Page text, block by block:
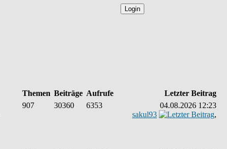
Themen Beiträge Aufrufe
Letzter Beitrag
907 30360 6353
04.08.2026 12:23
sakul93
,